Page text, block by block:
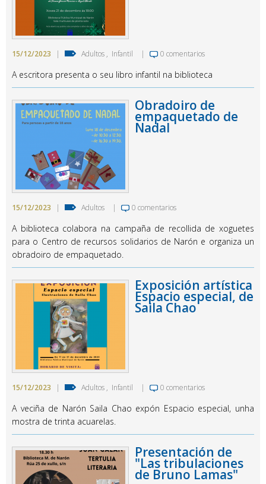
15/12/2023 | Adultos , Infantil | 0 comentarios
A escritora presenta o seu libro infantil na biblioteca
Obradoiro de
empaquetado de
Nadal
15/12/2023 | Adultos | 0 comentarios
A biblioteca colabora na campaña de recollida de xoguetes
para o Centro de recursos solidarios de Narón e organiza un
obradoiro de empaquetado.
Exposición artística
Espacio especial, de
Saila Chao
15/12/2023 | Adultos , Infantil | 0 comentarios
A veciña de Narón Saila Chao expón Espacio especial, unha
mostra de trinta acuarelas.
Presentación de
"Las tribulaciones
de Bruno Lamas"